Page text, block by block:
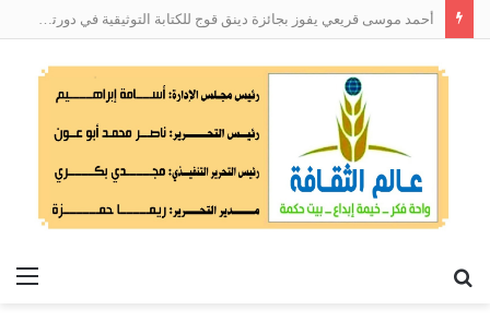
أحمد موسى قريعي يفوز بجائزة دينق قوج للكتابة التوثيقية في دورتها الأولى